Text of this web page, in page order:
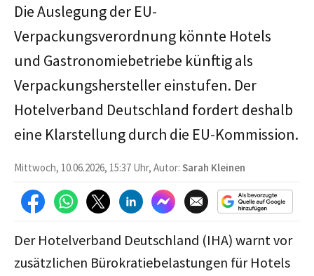
Die Auslegung der EU-
Verpackungsverordnung könnte Hotels
und Gastronomiebetriebe künftig als
Verpackungshersteller einstufen. Der
Hotelverband Deutschland fordert deshalb
eine Klarstellung durch die EU-Kommission.
Mittwoch, 10.06.2026, 15:37 Uhr, Autor: Sarah Kleinen
Der Hotelverband Deutschland (IHA) warnt vor
zusätzlichen Bürokratiebelastungen für Hotels